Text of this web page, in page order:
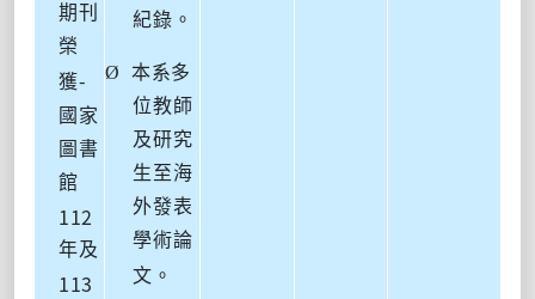
期刊
榮
獲-
國家
圖書
館
112
年及
113
紀錄。
Ø
本系多
位教師
及研究
生至海
外發表
學術論
文。